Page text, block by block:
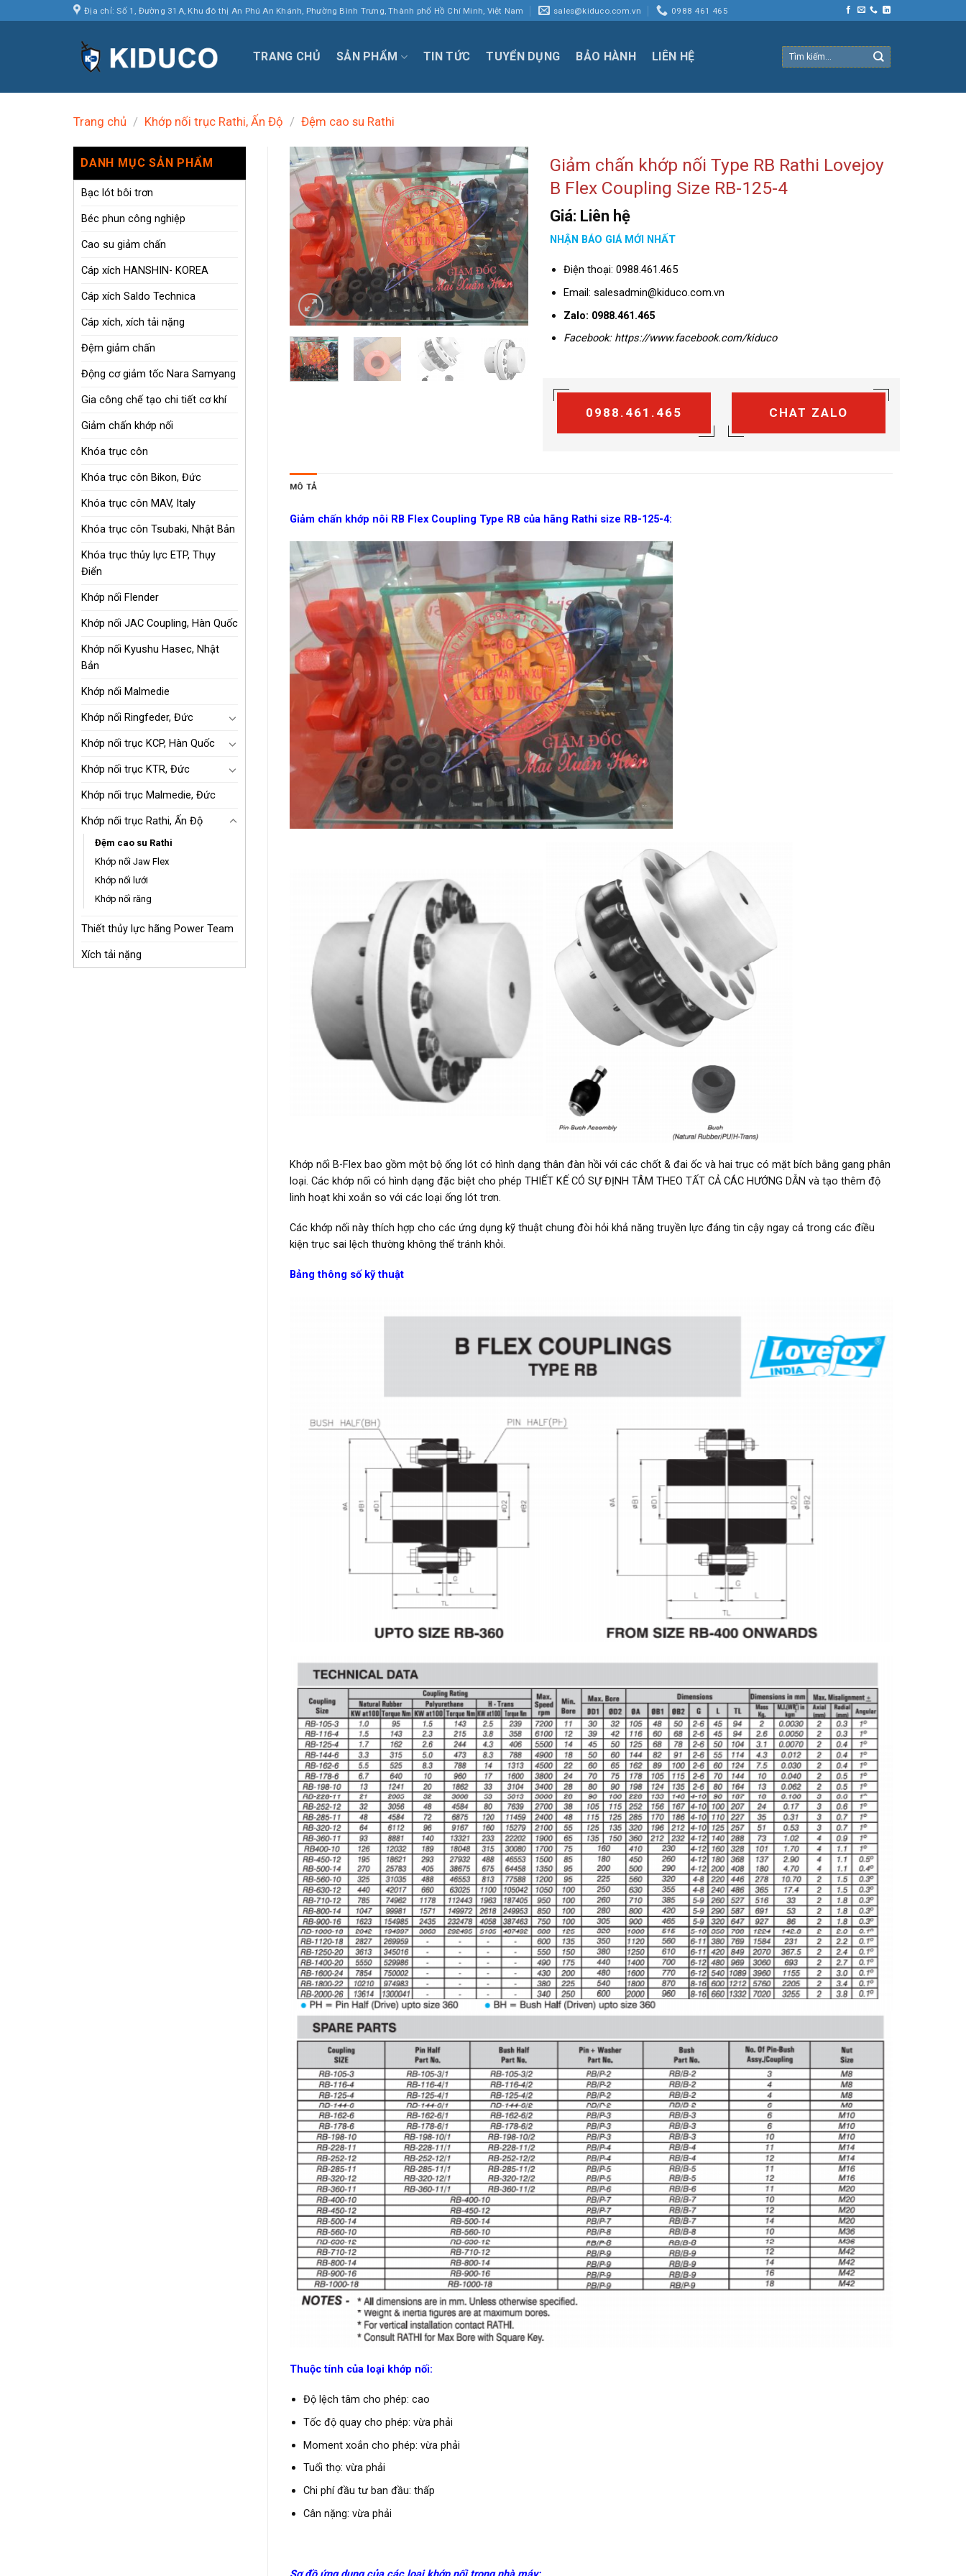
to
Địa chỉ: Số 1, Đường 31A, Khu đô thị An Phú An Khánh, Phường Bình Trưng, Thành phố Hồ Chí Minh, Việt Nam sales@kiduco.com.vn 0988 461 465
TRANG CHỦ SẢN PHẨM TIN TỨC TUYỂN DỤNG BẢO HÀNH LIÊN HỆ
Tìm
kiếm:
Trang chủ / Khớp nối trục Rathi, Ấn Độ / Đệm cao su Rathi
DANH MỤC SẢN PHẨM
Bạc lót bôi trơn
Béc phun công nghiệp
Cao su giảm chấn
Cáp xích HANSHIN- KOREA
Cáp xích Saldo Technica
Cáp xích, xích tải nặng
Đệm giảm chấn
Động cơ giảm tốc Nara Samyang
Gia công chế tạo chi tiết cơ khí
Giảm chấn khớp nối
Khóa trục côn
Khóa trục côn Bikon, Đức
Khóa trục côn MAV, Italy
Khóa trục côn Tsubaki, Nhật Bản
Khóa trục thủy lực ETP, Thụy
Điển
Khớp nối Flender
Khớp nối JAC Coupling, Hàn Quốc
Khớp nối Kyushu Hasec, Nhật
Bản
Khớp nối Malmedie
Khớp nối Ringfeder, Đức
Khớp nối trục KCP, Hàn Quốc
Khớp nối trục KTR, Đức
Khớp nối trục Malmedie, Đức
Khớp nối trục Rathi, Ấn Độ
Đệm cao su Rathi
Khớp nối Jaw Flex
Khớp nối lưới
Khớp nối răng
Thiết thủy lực hãng Power Team
Xích tải nặng
Giảm chấn khớp nối Type RB Rathi Lovejoy
B Flex Coupling Size RB-125-4
Giá: Liên hệ
NHẬN BÁO GIÁ MỚI NHẤT
Điện thoại: 0988.461.465
Email: salesadmin@kiduco.com.vn
Zalo: 0988.461.465
Facebook: https://www.facebook.com/kiduco
0988.461.465 CHAT ZALO
MÔ TẢ
Giảm chấn khớp nôi RB Flex Coupling Type RB của hãng Rathi size RB-125-4:
Khớp nối B-Flex bao gồm một bộ ống lót có hình dạng thân đàn hồi với các chốt & đai ốc và hai trục có mặt bích bằng gang phân
loại. Các khớp nối có hình dạng đặc biệt cho phép THIẾT KẾ CÓ SỰ ĐỊNH TÂM THEO TẤT CẢ CÁC HƯỚNG DẪN và tạo thêm độ
linh hoạt khi xoắn so với các loại ống lót trơn.
Các khớp nối này thích hợp cho các ứng dụng kỹ thuật chung đòi hỏi khả năng truyền lực đáng tin cậy ngay cả trong các điều
kiện trục sai lệch thường không thể tránh khỏi.
Bảng thông số kỹ thuật
Thuộc tính của loại khớp nối:
Độ lệch tâm cho phép: cao
Tốc độ quay cho phép: vừa phải
Moment xoắn cho phép: vừa phải
Tuổi thọ: vừa phải
Chi phí đầu tư ban đầu: thấp
Cân nặng: vừa phải